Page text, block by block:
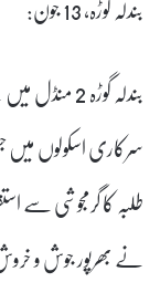
سرکاری اسکولوں میں
طلبہ کا گرمجوشی سے
نے بھرپور جوش و